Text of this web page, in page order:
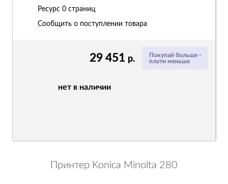
Покупай больше -
плати меньше
29 451 р.
нет в наличии
Ресурс 0 страниц
Сообщить о поступлении товара
Принтер Konica Minolta 280